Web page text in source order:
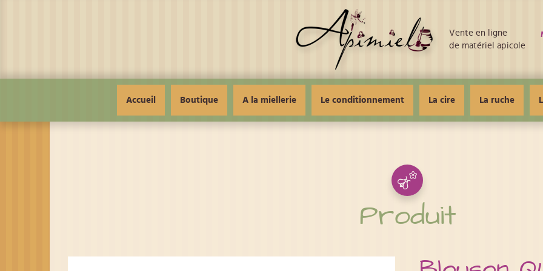
Produit
Vente en ligne
de matériel apicole
Accueil Boutique A la miellerie Le conditionnement La cire La ruche